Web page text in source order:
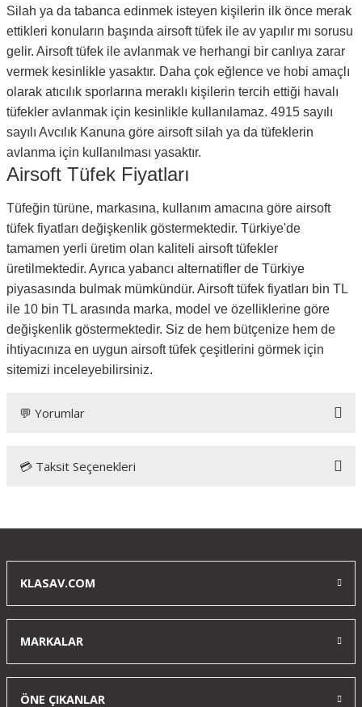
Silah ya da tabanca edinmek isteyen kişilerin ilk önce merak
ettikleri konuların başında airsoft tüfek ile av yapılır mı sorusu
gelir. Airsoft tüfek ile avlanmak ve herhangi bir canlıya zarar
vermek kesinlikle yasaktır. Daha çok eğlence ve hobi amaçlı
olarak atıcılık sporlarına meraklı kişilerin tercih ettiği havalı
tüfekler avlanmak için kesinlikle kullanılamaz. 4915 sayılı
sayılı Avcılık Kanuna göre airsoft silah ya da tüfeklerin
avlanma için kullanılması yasaktır.
Airsoft Tüfek Fiyatları
Tüfeğin türüne, markasına, kullanım amacına göre airsoft
tüfek fiyatları değişkenlik göstermektedir. Türkiye'de
tamamen yerli üretim olan kaliteli airsoft tüfekler
üretilmektedir. Ayrıca yabancı alternatifler de Türkiye
piyasasında bulmak mümkündür. Airsoft tüfek fiyatları bin TL
ile 10 bin TL arasında marka, model ve özelliklerine göre
değişkenlik göstermektedir. Siz de hem bütçenize hem de
ihtiyacınıza en uygun airsoft tüfek çeşitlerini görmek için
sitemizi inceleyebilirsiniz.
💬 Yorumlar
Bu ürüne ilk yorumu siz yapın!
💳 Taksit Seçenekleri
KLASAV.COM
MARKALAR
ÖNE ÇIKANLAR